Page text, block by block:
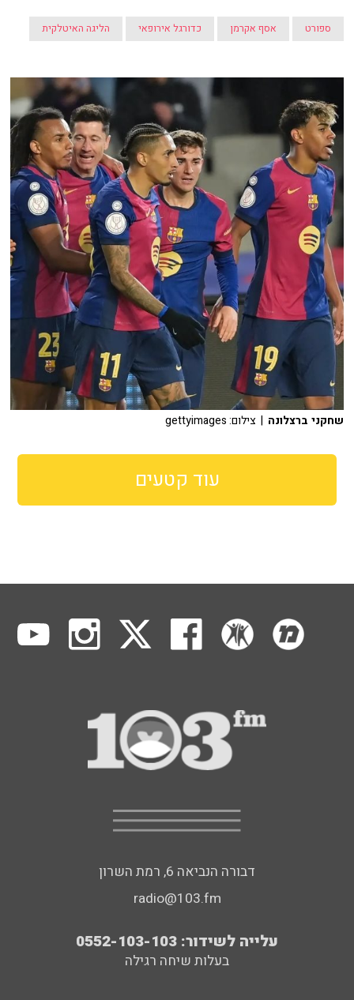
ספורט אסף אקרמן כדורגל אירופאי הליגה האיטלקית
שחקני ברצלונה | צילום: gettyimages
עוד קטעים
דבורה הנביאה 6, רמת השרון
radio@103.fm
עלייה לשידור: 0552-103-103
בעלות שיחה רגילה